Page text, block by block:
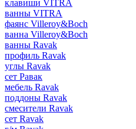
клавиши VITRA
ванны VITRA
фаянс Villeroy&Boch
ванна Villeroy&Boch
ванны Ravak
профиль Ravak
углы Ravak
сет Равак
мебель Ravak
поддоны Ravak
смесители Ravak
сет Ravak